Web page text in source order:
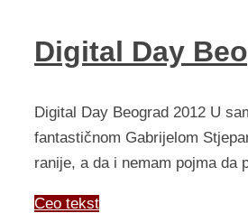
Digital Day
Digital Day Beograd 2012 U
fantastičnom Gabrijelom
ranije, a da i nemam pojma
Ceo tekst